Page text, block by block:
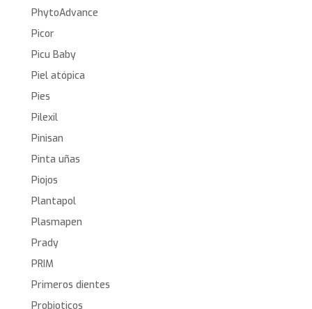
PhytoAdvance
Picor
Picu Baby
Piel atópica
Pies
Pilexil
Pinisan
Pinta uñas
Piojos
Plantapol
Plasmapen
Prady
PRIM
Primeros dientes
Probioticos